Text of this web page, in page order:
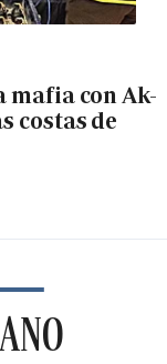
mafia con Ak-
costas de